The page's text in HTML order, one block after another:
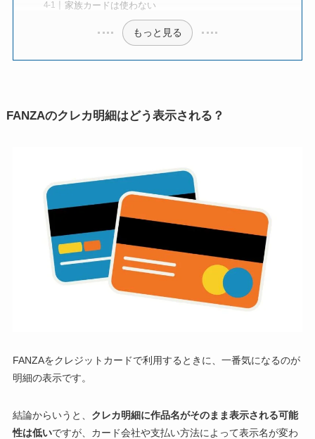
家族カードは使わない
もっと見る
FANZAのクレカ明細はどう表示される？
FANZAをクレジットカードで利用するときに、一番気になるのが
明細の表示です。
結論からいうと、 クレカ明細に作品名がそのまま表示される可能
性は低いですが、カード会社や支払い方法によって表示名が変わ